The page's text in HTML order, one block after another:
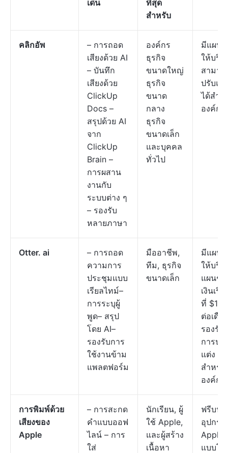
เด่น
ที่สุด
สำหรับ
คลิกอัพ
– การถอด
เสียงด้วย AI
– บันทึก
เสียงด้วย
ClickUp
Docs –
สรุปด้วย AI
จาก
ClickUp
Brain –
การผสาน
งานกับ
ระบบต่าง ๆ
– รองรับ
หลายภาษา
องค์กร
ธุรกิจ
ขนาดใหญ่
ธุรกิจ
ขนาด
กลาง
ธุรกิจ
ขนาดเล็ก
และบุคคล
ทั่วไป
มีแผน
ให้บริก
สามาร
ปรับแต่
ได้สำห
องค์กร
Otter. ai
– การถอด
ความการ
ประชุมแบบ
เรียลไทม์–
การระบุผู้
พูด– สรุป
โดย AI–
รองรับการ
ใช้งานข้าม
แพลตฟอร์ม
มืออาชีพ,
ทีม, ธุรกิจ
ขนาดเล็ก
มีแผน
ให้บริก
แผนชำ
เงินเริ่
ที่
ต่อเดือ
รองรับ
การปรั
แต่ง
สำหรับ
องค์กร
การพิมพ์ด้วย
เสียงของ
Apple
– การสะกด
คำแบบออฟ
ไลน์ – การ
ใส่
นักเรียน, ผู้
ใช้ Apple,
และผู้สร้าง
เนื้อหา
ฟรีบน
อุปกรณ์
Apple;
แบบโป